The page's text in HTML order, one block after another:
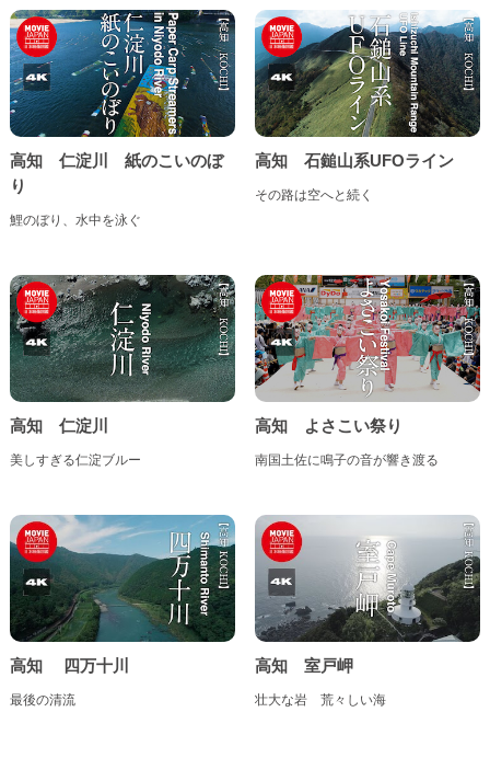
高知 仁淀川 紙のこいのぼ
り
鯉のぼり、水中を泳ぐ
高知 石鎚山系UFOライン
その路は空へと続く
高知 仁淀川
美しすぎる仁淀ブルー
高知 よさこい祭り
南国土佐に鳴子の音が響き渡る
高知 四万十川
最後の清流
高知 室戸岬
壮大な岩 荒々しい海